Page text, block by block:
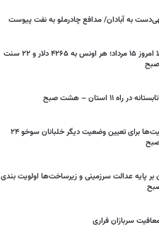
به آبادان/ مدافع چادرملو به نفت پیوست
قیمت جهانی طلا امروز ۱۵ مرداد؛ هر اونس به ۴۲۶۵ دلار و ۲۲ سنت
۱۱ استان – هشت صبح
بسیج تمام ظرفیت‌ها برای تعیین وضعیت دیگر خلبانان سوخو ۲۴
بر پایه عدالت سرزمینی و زیرساخت‌ها اولویت‌ بندی
سربازان فراری